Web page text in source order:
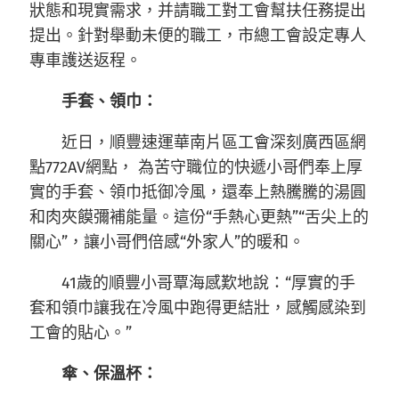
狀態和現實需求，并請職工對工會幫扶任務提出
提出。針對舉動未便的職工，市總工會設定專人
專車護送返程。
手套、領巾：
近日，順豐速運華南片區工會深刻廣西區網
點772AV網點， 為苦守職位的快遞小哥們奉上厚
實的手套、領巾抵御冷風，還奉上熱騰騰的湯圓
和肉夾饃彌補能量。這份“手熱心更熱”“舌尖上的
關心”，讓小哥們倍感“外家人”的暖和。
41歲的順豐小哥覃海感歎地說：“厚實的手
套和領巾讓我在冷風中跑得更結壯，感觸感染到
工會的貼心。”
傘、保溫杯：